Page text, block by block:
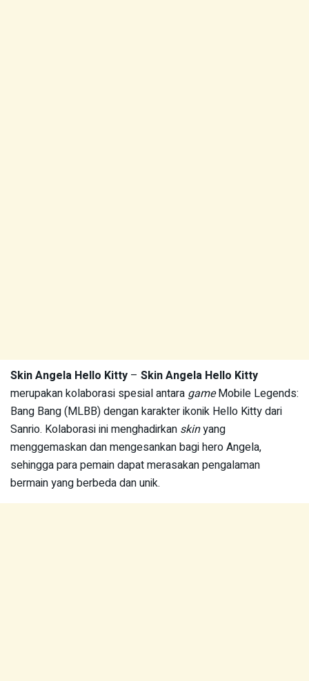
Skin Angela Hello Kitty – Skin Angela Hello Kitty
merupakan kolaborasi spesial antara gameMobile Legends:
Bang Bang (MLBB) dengan karakter ikonik Hello Kitty dari
Sanrio. Kolaborasi ini menghadirkan skinyang
menggemaskan dan mengesankan bagi hero Angela,
sehingga para pemain dapat merasakan pengalaman
bermain yang berbeda dan unik.